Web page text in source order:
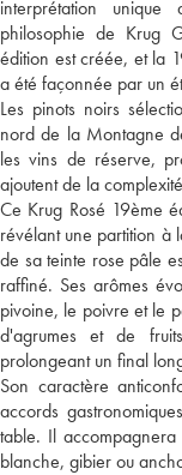
interprétation
philosophie de Krug
édition est créée, et la
a été façonnée par un
Les pinots noirs
nord de la Montagne
les vins de réserve,
ajoutent de la
Ce Krug Rosé 19ème
révélant une partition à
de sa teinte rose pâle
raffiné. Ses arômes
pivoine, le poivre et le
d'agrumes et de
prolongeant un final
Son caractère
accords
table. Il
blanche, gibier ou